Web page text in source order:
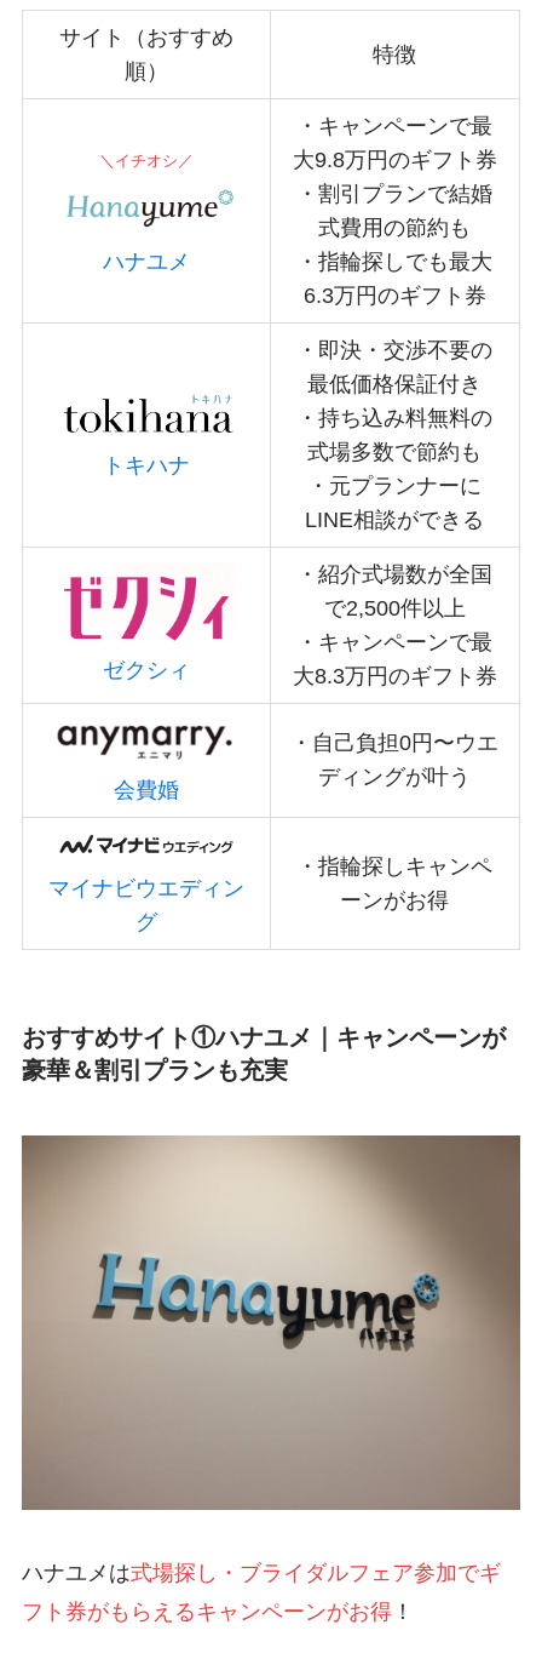
サイト（おすすめ
順）
特徴
＼イチオシ／
ハナユメ
・キャンペーンで最
大9.8万円のギフト券
・割引プランで結婚
式費用の節約も
・指輪探しでも最大
6.3万円のギフト券
トキハナ
・即決・交渉不要の
最低価格保証付き
・持ち込み料無料の
式場多数で節約も
・元プランナーに
LINE相談ができる
ゼクシィ
・紹介式場数が全国
で2,500件以上
・キャンペーンで最
大8.3万円のギフト券
会費婚
・自己負担0円〜ウエ
ディングが叶う
マイナビウエディン
グ
・指輪探しキャンペ
ーンがお得
おすすめサイト①ハナユメ｜キャンペーンが
豪華＆割引プランも充実
ハナユメは式場探し・ブライダルフェア参加でギ
フト券がもらえるキャンペーンがお得！